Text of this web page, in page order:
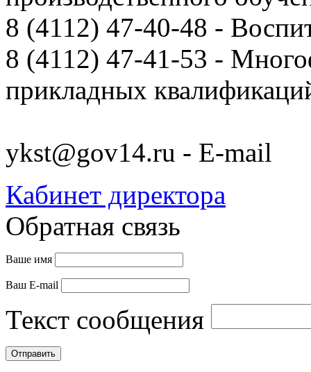
8 (4112) 47-40-48 -
8 (4112) 47-41-53 -
прикладных
ykst@gov14.ru - E-mail
Кабинет директора
Обратная связь
Ваше имя
Ваш E-mail
Текст сообщения